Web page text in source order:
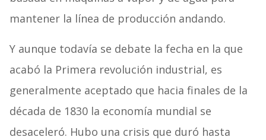
mantener la línea de producción andando.
Y aunque todavía se debate la fecha en la que
acabó la Primera revolución industrial, es
generalmente aceptado que hacia finales de la
década de 1830 la economía mundial se
desaceleró. Hubo una crisis que duró hasta